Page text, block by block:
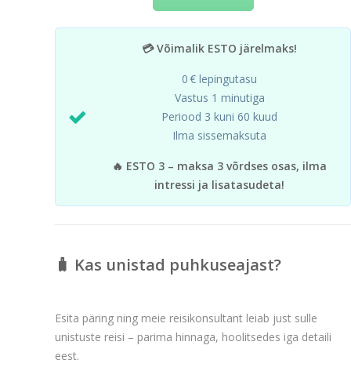
💳 Võimalik ESTO järelmaks!
0 € lepingutasu
Vastus 1 minutiga
Periood 3 kuni 60 kuud
Ilma sissemaksuta
🔥 ESTO 3 – maksa 3 võrdses osas, ilma
intressi ja lisatasudeta!
🧳 Kas unistad puhkuseajast?
Esita päring ning meie reisikonsultant leiab just sulle
unistuste reisi – parima hinnaga, hoolitsedes iga detaili
eest.